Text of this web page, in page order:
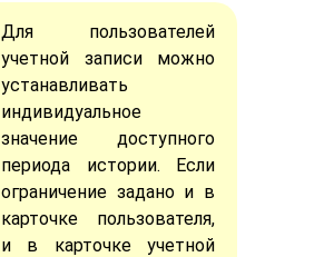
Для пользователей
учетной записи можно
устанавливать
индивидуальное
значение доступного
периода истории. Если
ограничение задано и в
карточке пользователя,
и в карточке учетной